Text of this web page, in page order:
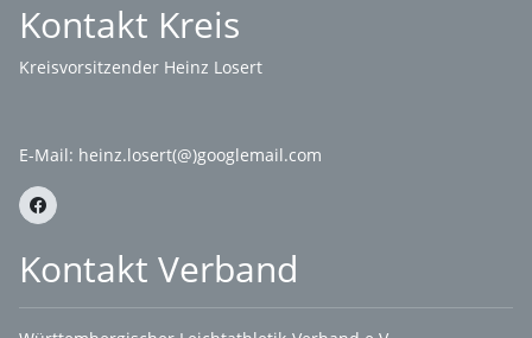
Kontakt Kreis
Kreisvorsitzender Heinz Losert
E-Mail: heinz.losert(@)googlemail.com
Kontakt Verband